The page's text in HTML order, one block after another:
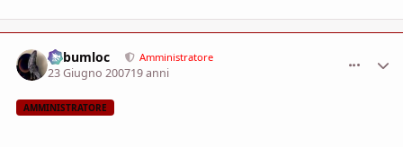
Subumloc Amministratore
23 Giugno 200719 anni
AMMINISTRATORE